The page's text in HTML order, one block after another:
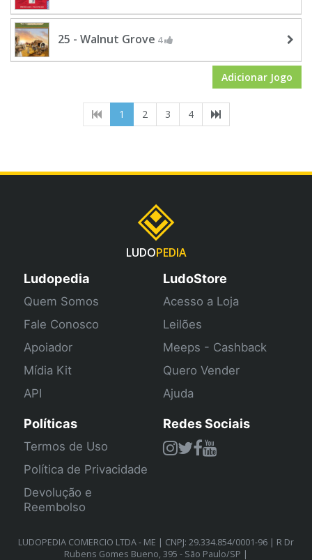
25 - Walnut Grove 4
Adicionar Jogo
1 (current)
2 3 4
LUDOPEDIA
Ludopedia
Quem Somos
Fale Conosco
Apoiador
Mídia Kit
API
LudoStore
Acesso a Loja
Leilões
Meeps - Cashback
Quero Vender
Ajuda
Políticas
Termos de Uso
Política de Privacidade
Devolução e
Reembolso
Redes Sociais
LUDOPEDIA COMERCIO LTDA - ME | CNPJ: 29.334.854/0001-96 | R Dr
Rubens Gomes Bueno, 395 - São Paulo/SP |